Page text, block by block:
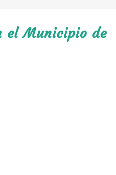
el Municipio de